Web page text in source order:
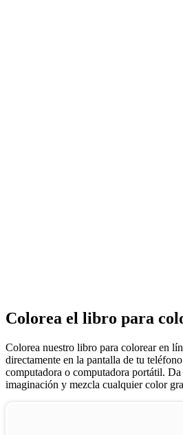
Colorea el libro para
Colorea nuestro libro para colorear en
directamente en la pantalla de tu
computadora o computadora portátil. Da
imaginación y mezcla cualquier color